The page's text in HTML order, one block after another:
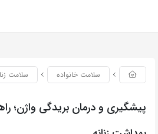
سلامت خانواده سلامت
پیشگیری و درمان بریدگی واژن؛